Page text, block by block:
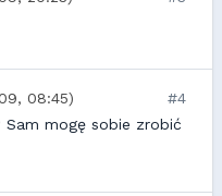
08:45)
#4
mogę sobie zrobić